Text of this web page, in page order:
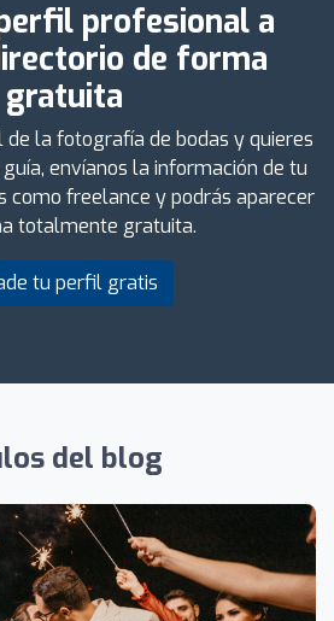
profesional a
de forma
gratuita
de la fotografía de bodas y quieres
envíanos la información de tu
como freelance y podrás aparecer
totalmente gratuita.
tu perfil gratis
del blog